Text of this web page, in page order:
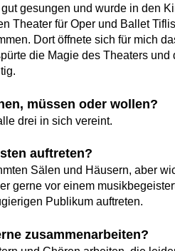
gesungen und wurde in den
Theater für Oper und Ballet Tiflis
Dort öffnete sich für mich
die Magie des Theaters und
müssen oder wollen?
drei in sich vereint.
auftreten?
Sälen und Häusern, aber
gerne vor einem
Publikum auftreten.
zusammenarbeiten?